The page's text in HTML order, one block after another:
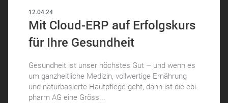
12.04.24
Mit Cloud-ERP auf Erfolgskurs
für Ihre Gesundheit
Gesundheit ist unser höchstes Gut – und wenn es
um ganzheitliche Medizin, vollwertige Ernährung
und naturbasierte Hautpflege geht, dann ist die ebi-
pharm AG eine Gröss...